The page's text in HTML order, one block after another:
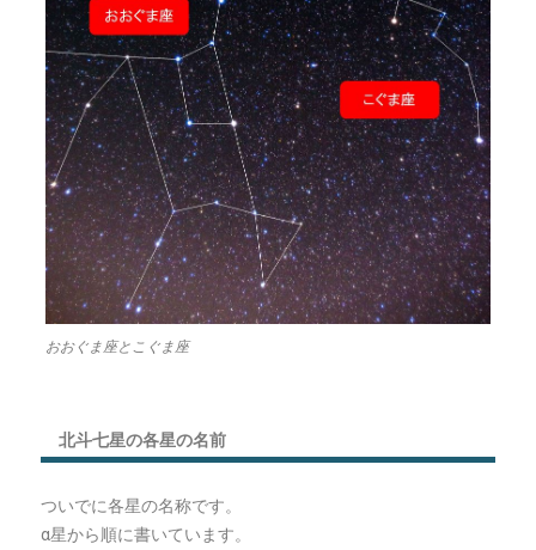
おおぐま座とこぐま座
北斗七星の各星の名前
ついでに各星の名称です。
α星から順に書いています。